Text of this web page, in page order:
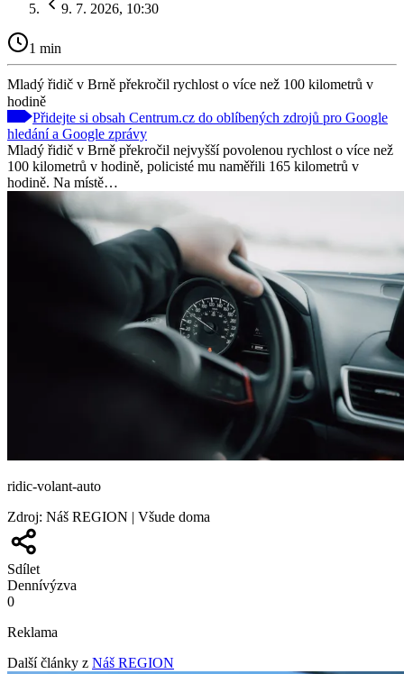
9. 7. 2026, 10:30
1 min
Mladý řidič v Brně překročil rychlost o více než 100 kilometrů v
hodině
Přidejte si obsah Centrum.cz do oblíbených zdrojů pro Google
hledání a Google zprávy
Mladý řidič v Brně překročil nejvyšší povolenou rychlost o více než
100 kilometrů v hodině, policisté mu naměřili 165 kilometrů v
hodině. Na místě…
ridic-volant-auto
Zdroj: Náš REGION | Všude doma
Sdílet
Dennívýzva
0
Reklama
Další články z Náš REGION